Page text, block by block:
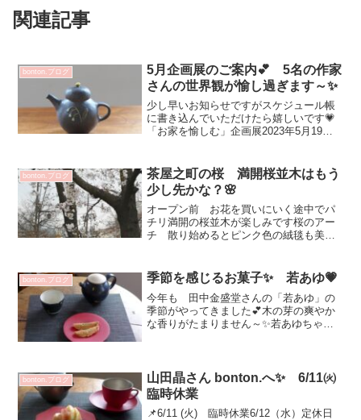
関連記事
bonton.ブログ
5月企画展のご案内💕 5名の作家
さんの世界観が愉し過ぎます～✨
少し早いお知らせですがスケジュール帳
に書き込んでいただけたら嬉しいです💗
「お家を愉しむ」企画展2023年5月19日
素子・丹下郁・藤平三穂・山田晶・Kris...
bonton.ブログ
茶屋之町の桜 満開桜並木はもう
少し先かな？🌸
オープン前 お花を買いにいく途中でパ
チリ満開の桜並木が楽しみです桜のアー
チ 散り始めるとピンク色の絨毯も美し
ったおじのお土産 桜餅美味しかった♡
体調面で 食事終了...
bonton.ブログ 季節を感じるお菓子✨ 若あゆ💗
今年も 田中金盛堂さんの「若あゆ」の
季節がやってきました💕木の芽の爽やか
な香りがたまりません～✨若あゆちゃ
います^^手土産に最適！ ...
bonton.ブログ
山田晶さん bonton.へ✨ 6/11㈫
臨時休業
📌6/11 (火) 臨時休業6/12（水）定休日